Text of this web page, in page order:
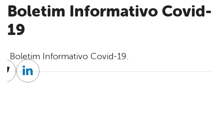
Boletim Informativo Covid-
19
Boletim Informativo Covid-19.
TwitterLinkedin